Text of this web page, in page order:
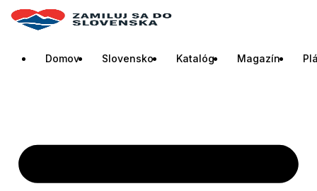
Domov Slovensko Katalóg Magazín